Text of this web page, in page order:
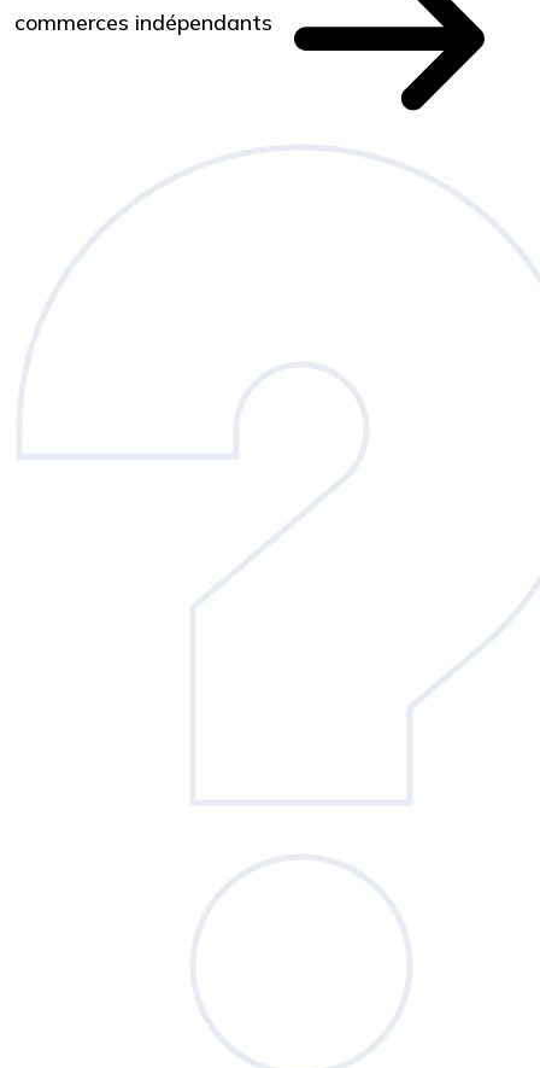
commerces indépendants